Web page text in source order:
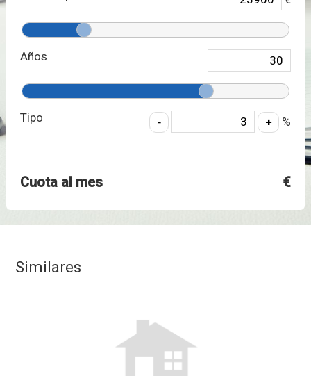
Años
Tipo %
Cuota al mes €
Similares